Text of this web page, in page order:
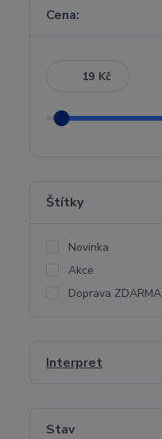
Cena:
Kč
Štítky
Novinka
Akce
Doprava ZDARMA
Interpret
Stav